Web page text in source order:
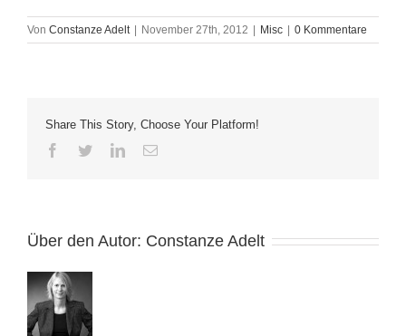
Von Constanze Adelt | November 27th, 2012 | Misc | 0 Kommentare
Share This Story, Choose Your Platform!
Facebook
TwitterLinkedIn
E-
Über den Autor: Constanze Adelt